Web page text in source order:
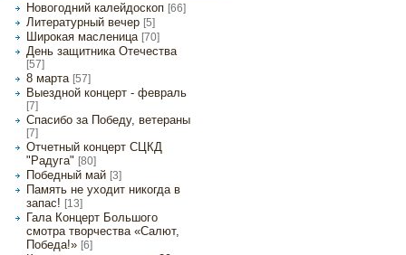
Новогодний калейдоскоп [66]
Литературный вечер [5]
Широкая масленица [70]
День защитника Отечества
[57]
8 марта [57]
Выездной концерт - февраль
[7]
Спасибо за Победу, ветераны
[7]
Отчетный концерт СЦКД
"Радуга" [80]
Победный май [3]
Память не уходит никогда в
запас! [13]
Гала Концерт Большого
смотра творчества «Салют,
Победа!» [6]